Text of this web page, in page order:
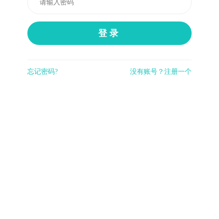
登录
没有账号？注册一个
忘记密码?